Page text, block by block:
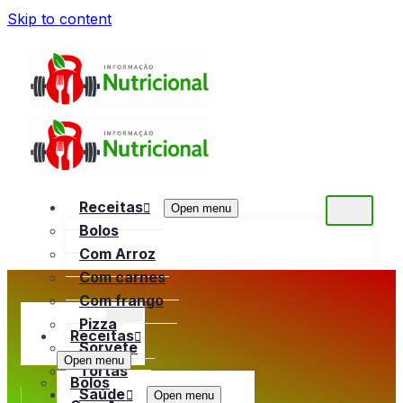
Skip to content
Receitas Open menu
Bolos
Com Arroz
Com carnes
Com frango
Pizza
Sorvete
Tortas
Saúde
Open menu
Receitas
Open menu
Bolos